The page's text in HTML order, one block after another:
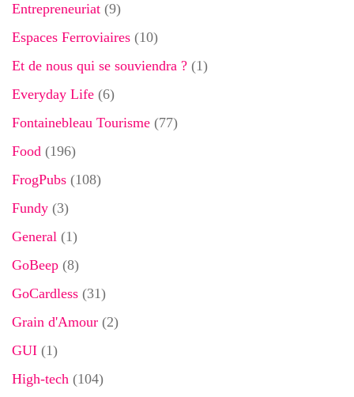
Entrepreneuriat (9)
Espaces Ferroviaires (10)
Et de nous qui se souviendra ? (1)
Everyday Life (6)
Fontainebleau Tourisme (77)
Food (196)
FrogPubs (108)
Fundy (3)
General (1)
GoBeep (8)
GoCardless (31)
Grain d'Amour (2)
GUI (1)
High-tech (104)